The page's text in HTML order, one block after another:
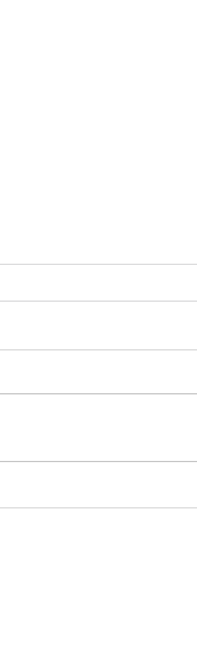
Peau qui tiraille